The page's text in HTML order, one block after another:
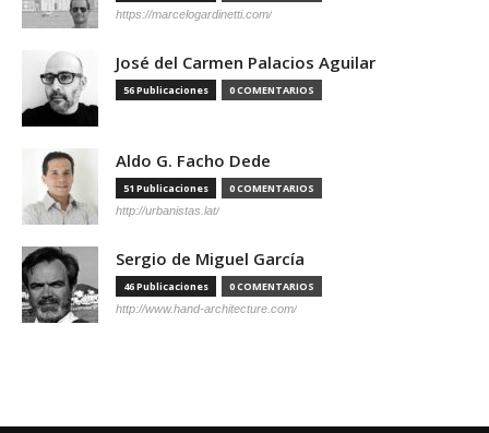
https://marcelogardinetti.com/
José del Carmen Palacios Aguilar
56 Publicaciones 0 COMENTARIOS
Aldo G. Facho Dede
51 Publicaciones 0 COMENTARIOS
http://urbanistas.lat/
Sergio de Miguel García
46 Publicaciones 0 COMENTARIOS
http://www.hand-architecture.com/